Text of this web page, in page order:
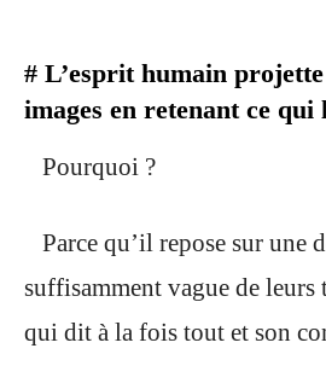
# L’esprit humain
images en retenant ce qui
Pourquoi ?
Parce qu’il repose sur une
suffisamment vague de leurs
qui dit à la fois tout et son